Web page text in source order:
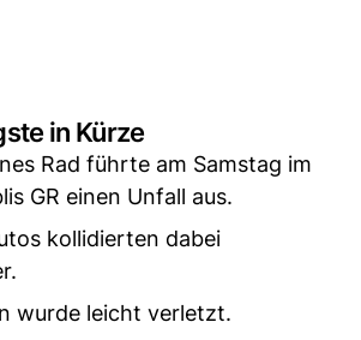
in Kürze
Rad führte am Samstag im
GR einen Unfall aus.
kollidierten dabei
wurde leicht verletzt.